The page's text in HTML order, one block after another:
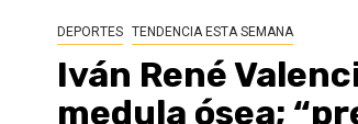
DEPORTES TENDENCIA ESTA SEMANA
Iván René
medula ósea;